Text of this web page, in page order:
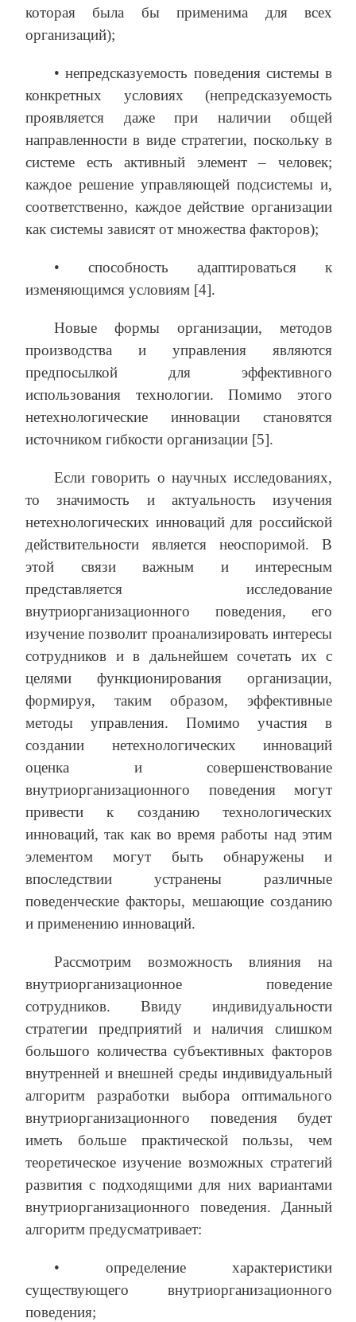
которая была бы применима для всех
организаций);
• непредсказуемость поведения системы в
конкретных условиях (непредсказуемость
проявляется даже при наличии общей
направленности в виде стратегии, поскольку в
системе есть активный элемент – человек;
каждое решение управляющей подсистемы и,
соответственно, каждое действие организации
как системы зависят от множества факторов);
• способность адаптироваться к
изменяющимся условиям [4].
Новые формы организации, методов
производства и управления являются
предпосылкой для эффективного
использования технологии. Помимо этого
нетехнологические инновации становятся
источником гибкости организации [5].
Если говорить о научных исследованиях,
то значимость и актуальность изучения
нетехнологических инноваций для российской
действительности является неоспоримой. В
этой связи важным и интересным
представляется исследование
внутриорганизационного поведения, его
изучение позволит проанализировать интересы
сотрудников и в дальнейшем сочетать их с
целями функционирования организации,
формируя, таким образом, эффективные
методы управления. Помимо участия в
создании нетехнологических инноваций
оценка и совершенствование
внутриорганизационного поведения могут
привести к созданию технологических
инноваций, так как во время работы над этим
элементом могут быть обнаружены и
впоследствии устранены различные
поведенческие факторы, мешающие созданию
и применению инноваций.
Рассмотрим возможность влияния на
внутриорганизационное поведение
сотрудников. Ввиду индивидуальности
стратегии предприятий и наличия слишком
большого количества субъективных факторов
внутренней и внешней среды индивидуальный
алгоритм разработки выбора оптимального
внутриорганизационного поведения будет
иметь больше практической пользы, чем
теоретическое изучение возможных стратегий
развития с подходящими для них вариантами
внутриорганизационного поведения. Данный
алгоритм предусматривает:
• определение характеристики
существующего внутриорганизационного
поведения;